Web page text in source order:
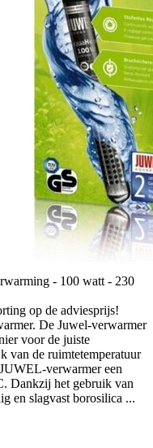
- 100 watt - 230
op de adviesprijs!
De Juwel-verwarmer
voor de juiste
van de ruimtetemperatuur
verwarmer een
Dankzij het gebruik van
en slagvast borosilica ...